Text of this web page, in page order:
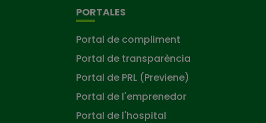
PORTALES
Portal de compliment
Portal de transparència
Portal de PRL (Previene)
Portal de l'emprenedor
Portal de l'hospital